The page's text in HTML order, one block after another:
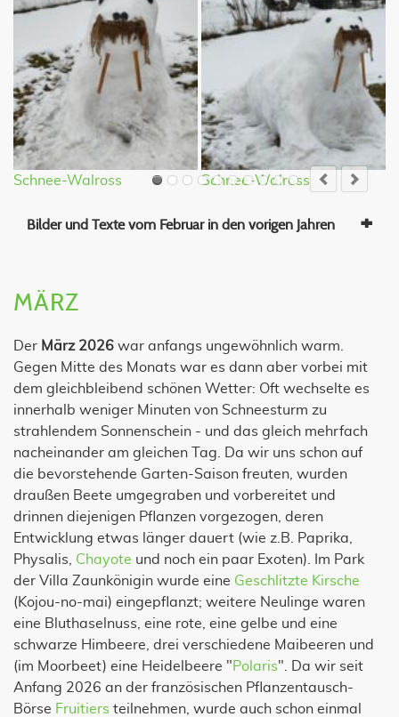
Schnee-Walross Schnee-Walross
Bilder und Texte vom Februar in den vorigen Jahren
MÄRZ
Der März 2026 war anfangs ungewöhnlich warm.
Gegen Mitte des Monats war es dann aber vorbei mit
dem gleichbleibend schönen Wetter: Oft wechselte es
innerhalb weniger Minuten von Schneesturm zu
strahlendem Sonnenschein - und das gleich mehrfach
nacheinander am gleichen Tag. Da wir uns schon auf
die bevorstehende Garten-Saison freuten, wurden
draußen Beete umgegraben und vorbereitet und
drinnen diejenigen Pflanzen vorgezogen, deren
Entwicklung etwas länger dauert (wie z.B. Paprika,
Physalis, Chayote und noch ein paar Exoten). Im Park
der Villa Zaunkönigin wurde eine Geschlitzte Kirsche
(Kojou-no-mai) eingepflanzt; weitere Neulinge waren
eine Bluthaselnuss, eine rote, eine gelbe und eine
schwarze Himbeere, drei verschiedene Maibeeren und
(im Moorbeet) eine Heidelbeere "Polaris". Da wir seit
Anfang 2026 an der französischen Pflanzentausch-
Börse Fruitiers teilnehmen, wurde auch schon einmal